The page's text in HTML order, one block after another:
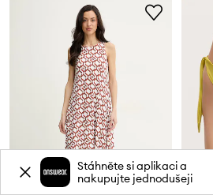
Stáhněte si aplikaci a
nakupujte jednodušeji